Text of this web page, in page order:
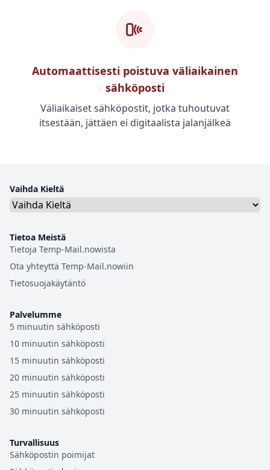
Automaattisesti poistuva väliaikainen
sähköposti
Väliaikaiset sähköpostit, jotka tuhoutuvat
itsestään, jättäen ei digitaalista jalanjälkeä
Vaihda Kieltä
Tietoa Meistä
Tietoja Temp-Mail.nowista
Ota yhteyttä Temp-Mail.nowiin
Tietosuojakäytäntö
Palvelumme
5 minuutin sähköposti
10 minuutin sähköposti
15 minuutin sähköposti
20 minuutin sähköposti
25 minuutin sähköposti
30 minuutin sähköposti
Turvallisuus
Sähköpostin poimijat